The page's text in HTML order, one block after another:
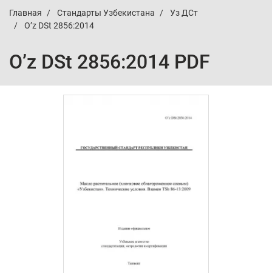
Главная Стандарты Узбекистана
Уз ДСт
O’z DSt 2856:2014
O’z DSt 2856:2014 PDF